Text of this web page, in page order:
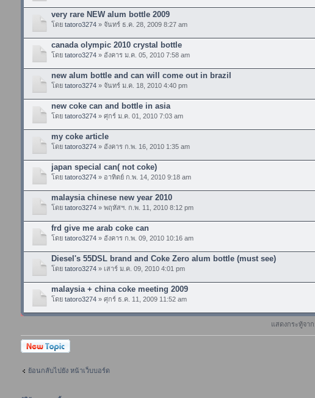
very rare NEW alum bottle 2009
โดย tatoro3274» จันทร์ ธ.ค. 28, 2009 8:27 am
canada olympic 2010 crystal bottle
โดย tatoro3274» อังคาร ม.ค. 05, 2010 7:58 am
new alum bottle and can will come out in brazil
โดย tatoro3274» จันทร์ ม.ค. 18, 2010 4:40 pm
new coke can and bottle in asia
โดย tatoro3274» ศุกร์ ม.ค. 01, 2010 7:03 am
my coke article
โดย tatoro3274» อังคาร ก.พ. 16, 2010 1:35 am
japan special can( not coke)
โดย tatoro3274» อาทิตย์ ก.พ. 14, 2010 9:18 am
malaysia chinese new year 2010
โดย tatoro3274» พฤหัสฯ. ก.พ. 11, 2010 8:12 pm
frd give me arab coke can
โดย tatoro3274» อังคาร ก.พ. 09, 2010 10:16 am
Diesel's 55DSL brand and Coke Zero alum bottle (must see)
โดย tatoro3274» เสาร์ ม.ค. 09, 2010 4:01 pm
malaysia + china coke meeting 2009
โดย tatoro3274» ศุกร์ ธ.ค. 11, 2009 11:52 am
แสดงกระทู้จาก:
ตั้งกระทู้ใหม่
ย้อนกลับไปยัง หน้าเว็บบอร์ด